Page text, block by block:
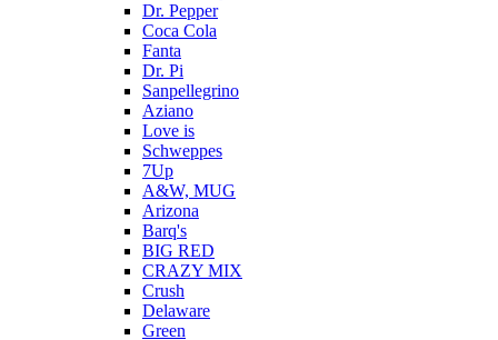
Dr. Pepper
Coca Cola
Fanta
Dr. Pi
Sanpellegrino
Aziano
Love is
Schweppes
7Up
A&W, MUG
Arizona
Barq's
BIG RED
CRAZY MIX
Crush
Delaware
Green